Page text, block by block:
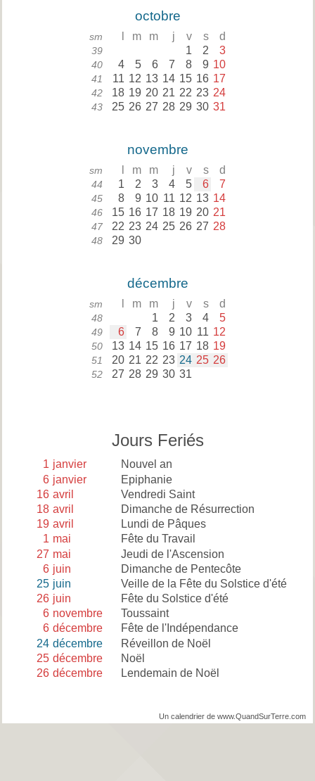
octobre
sm m m j v s d
39 1 2 3
40 4 5 6 7 8 9 10
41 11 12 13 14 15 16 17
42 18 19 20 21 22 23 24
43 25 26 27 28 29 30 31
novembre
sm m m j v s d
44 1 2 3 4 5 6 7
45 8 9 10 11 12 13 14
46 15 16 17 18 19 20 21
47 22 23 24 25 26 27 28
48 29 30
décembre
sm m m j v s d
48 1 2 3 4 5
49 6 7 8 9 10 11 12
50 13 14 15 16 17 18 19
51 20 21 22 23 24 25 26
52 27 28 29 30 31
Jours Feriés
1 janvier
Nouvel an
6 janvier
Epiphanie
16 avril
Vendredi Saint
18 avril
Dimanche de Résurrection
19 avril
Lundi de Pâques
1 mai
Fête du Travail
27 mai
Jeudi de l'Ascension
6 juin
Dimanche de Pentecôte
25 juin
Veille de la Fête du Solstice d'été
26 juin
Fête du Solstice d'été
6 novembre
Toussaint
6 décembre
Fête de l'Indépendance
24 décembre
Réveillon de Noël
25 décembre
Noël
26 décembre Lendemain de Noël
Un calendrier de www.QuandSurTerre.com